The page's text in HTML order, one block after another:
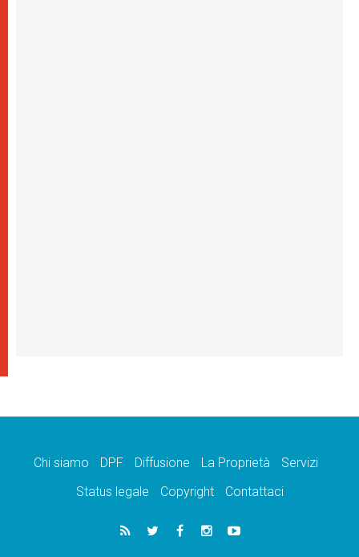
Chi siamo DPF Diffusione La Proprietà
Servizi
Status legale
Copyright Contattaci